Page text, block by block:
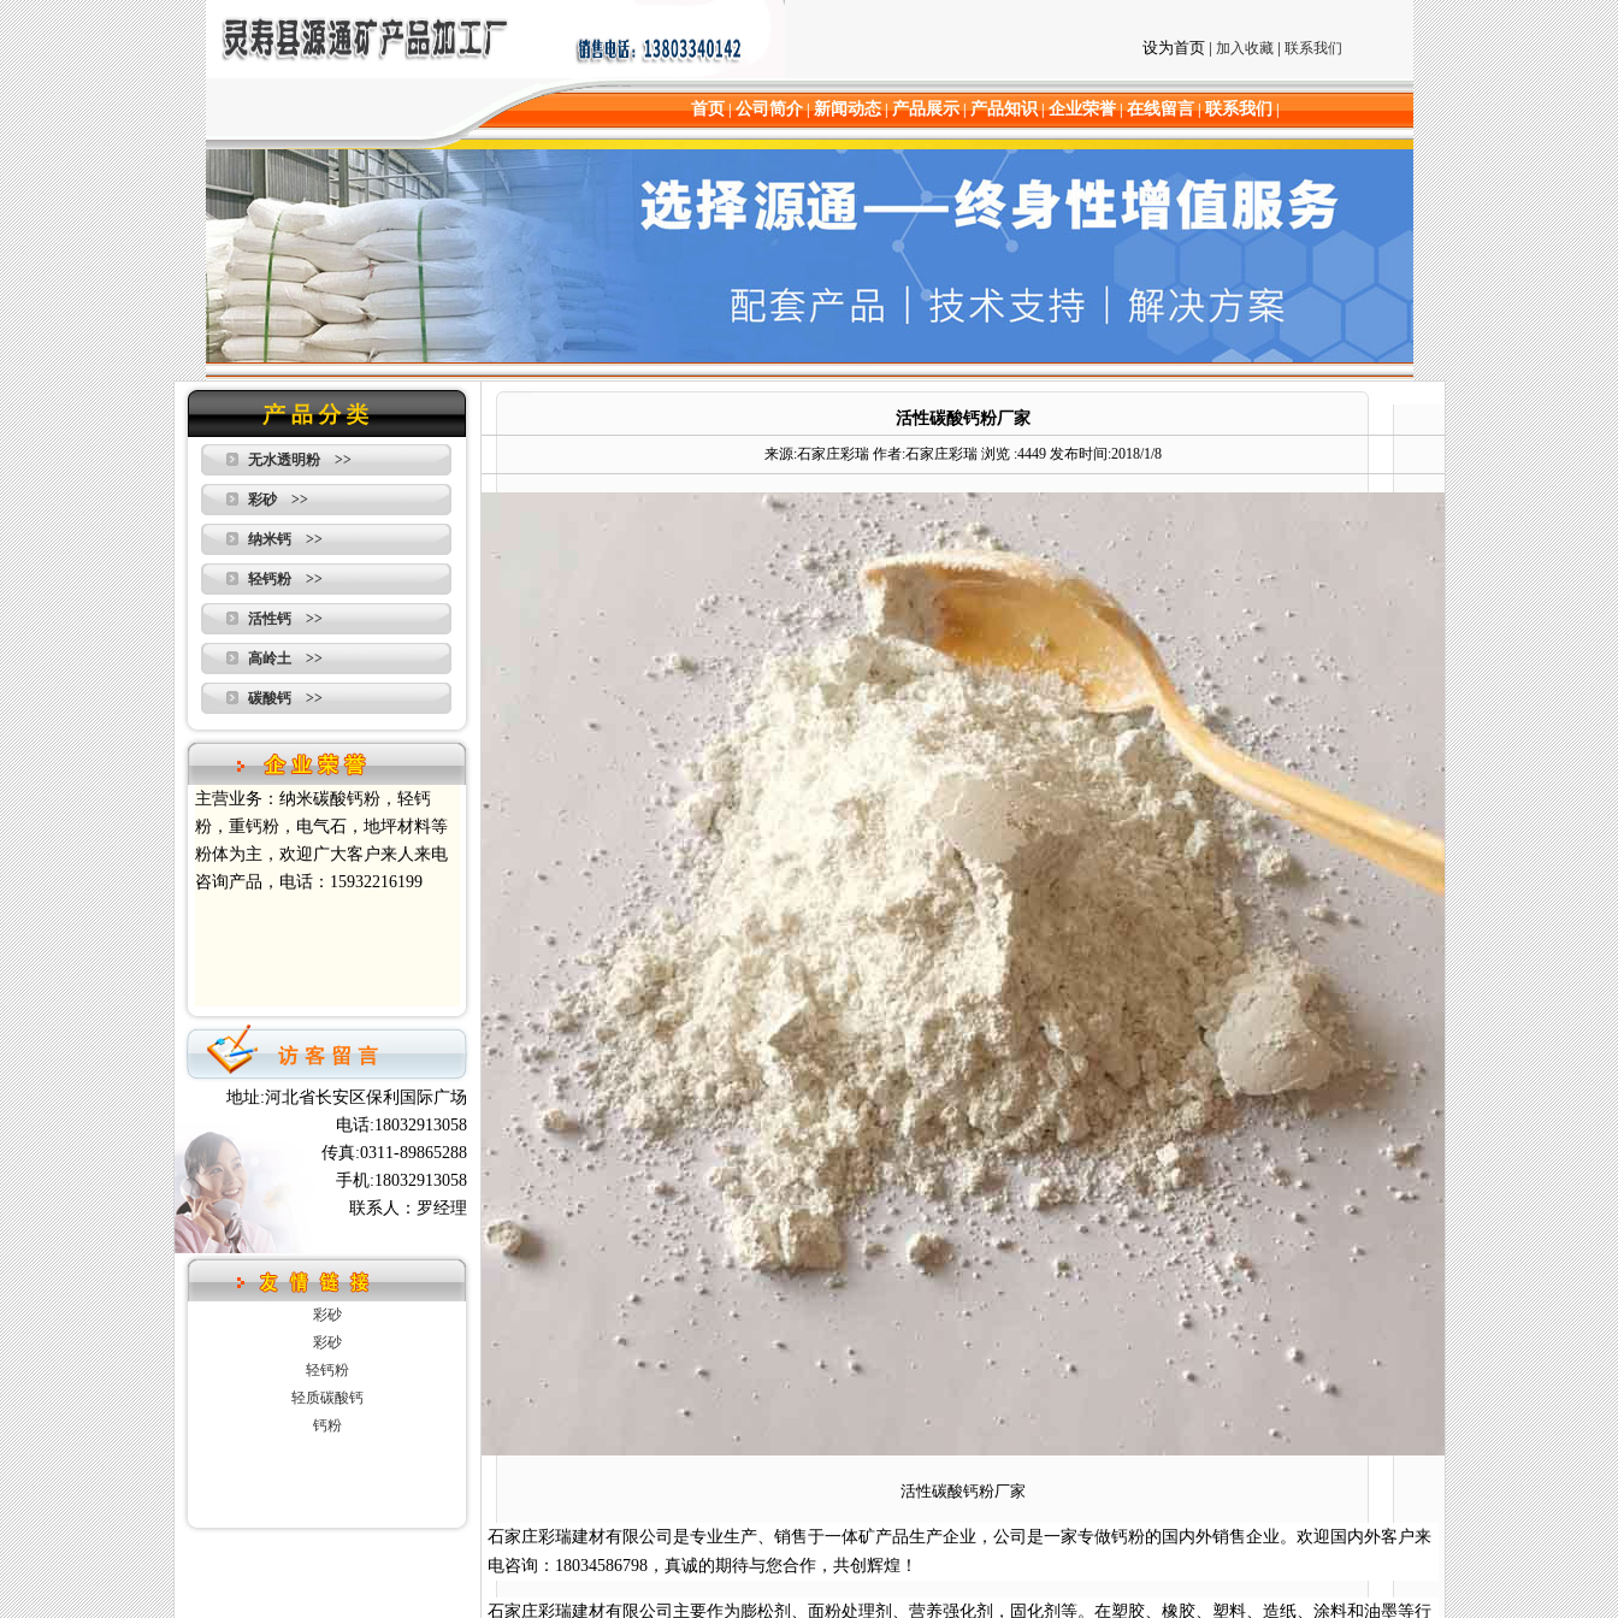
设为首页| 加入收藏| 联系我们
首页|公司简介|新闻动态|产品展示|产品知识|企业荣誉|在线留言|联系我们|
无水透明粉 >>
彩砂 >>
纳米钙 >>
轻钙粉 >>
活性钙 >>
高岭土 >>
碳酸钙 >>
主营业务：纳米碳酸钙粉，轻钙
粉，重钙粉，电气石，地坪材料等
粉体为主，欢迎广大客户来人来电
咨询产品，电话：15932216199
地址:河北省长安区保利国际广场
电话:18032913058
传真:0311-89865288
手机:18032913058
联系人：罗经理
彩砂
彩砂
轻钙粉
轻质碳酸钙
钙粉
活性碳酸钙粉厂家
来源:石家庄彩瑞 作者:石家庄彩瑞 浏览 :4449 发布时间:2018/1/8
活性碳酸钙粉厂家
石家庄彩瑞建材有限公司是专业生产、销售于一体矿产品生产企业，公司是一家专做钙粉的国内外销售企业。欢迎国内外客户来
电咨询：18034586798，真诚的期待与您合作，共创辉煌！
石家庄彩瑞建材有限公司主要作为膨松剂、面粉处理剂、营养强化剂，固化剂等。在塑胶、橡胶、塑料、造纸、涂料和油墨等行